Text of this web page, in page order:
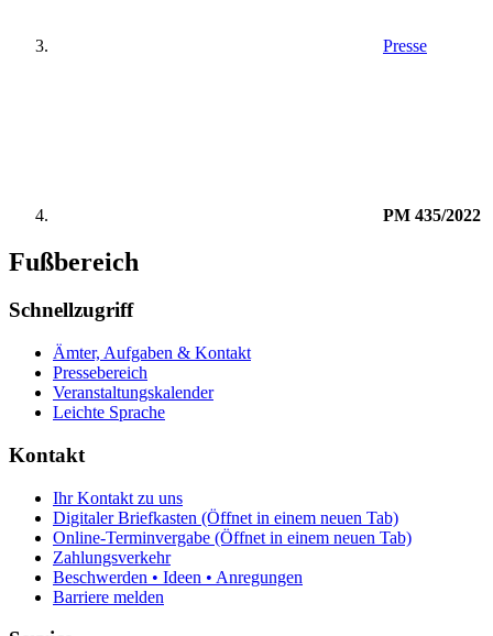
Presse
PM 435/2022
Fußbereich
Schnellzugriff
Ämter, Aufgaben & Kontakt
Pressebereich
Veranstaltungskalender
Leichte Sprache
Kontakt
Ihr Kontakt zu uns
Digitaler Briefkasten (Öffnet in einem neuen Tab)
Online-Terminvergabe (Öffnet in einem neuen Tab)
Zahlungsverkehr
Beschwerden • Ideen • Anregungen
Barriere melden